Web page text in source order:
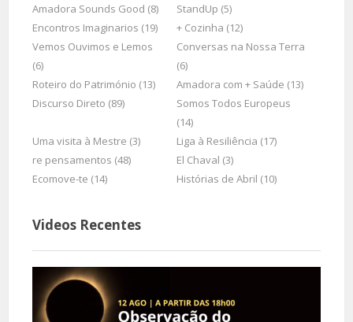
Amadora Sounds Good (8)
StandUp (5)
Encontros Imaginarios (19)
+ Cozinha (12)
Vemos Ouvimos e Lemos
(6)
Conversas na Nossa Terra
(6)
Roteiro do Património (13)
Amadora com + Saúde (13)
Discurso Direto (89)
Somos Todos Europeus
(14)
Uma visita à Mestre (3)
Liga à Resiliência (17)
re pensamentos (48)
El Chaval (3)
Ecomove-te (14)
Histórias de Abril (10)
Videos Recentes